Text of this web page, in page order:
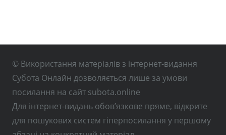
© Використання матеріалів з інтернет-видання
Субота Онлайн дозволяється лише за умови
посилання на сайт subota.online
Для інтернет-видань обов’язкове пряме, відкрите
для пошукових систем гіперпосилання у першому